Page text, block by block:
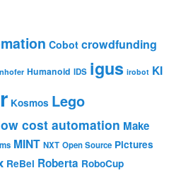
Cobot crowdfunding
Humanoid IDS igus irobot KI
Kosmos Lego
cost automation Make
MINT NXT Open Source Pictures
ReBel Roberta RoboCup